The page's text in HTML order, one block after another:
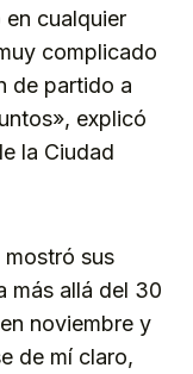
cualquier
complicado
de partido a
explicó
la Ciudad
mostró sus
más allá del 30
noviembre y
de mí claro,